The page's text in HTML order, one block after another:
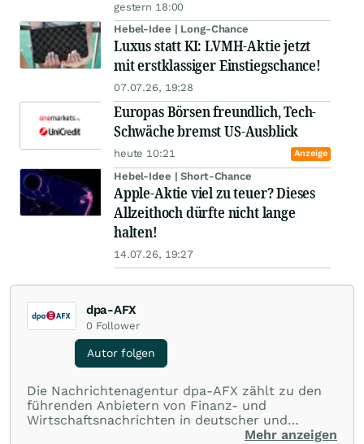
gestern 18:00
Hebel-Idee | Long-Chance
Luxus statt KI: LVMH-Aktie jetzt
mit erstklassiger Einstiegschance!
07.07.26, 19:28
Europas Börsen freundlich, Tech-
Schwäche bremst US-Ausblick
heute 10:21 Anzeige
Hebel-Idee | Short-Chance
Apple-Aktie viel zu teuer? Dieses
Allzeithoch dürfte nicht lange
halten!
14.07.26, 19:27
dpa-AFX
0 Follower
Autor folgen
Die Nachrichtenagentur dpa-AFX zählt zu den
führenden Anbietern von Finanz- und
Wirtschaftsnachrichten in deutscher und
englischer Sprache. Gestützt auf einMehr anzeigen